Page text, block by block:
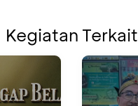
Kegiatan Terkait